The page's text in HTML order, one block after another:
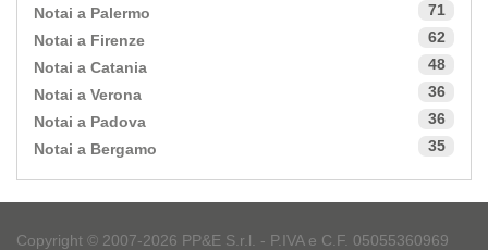
Notai a Palermo
71
Notai a Firenze
62
Notai a Catania
48
Notai a Verona
36
Notai a Padova
36
Notai a Bergamo
35
Copyright © 2007-2026 PP&E S.r.l. - P.IVA e C.F. 05055360969